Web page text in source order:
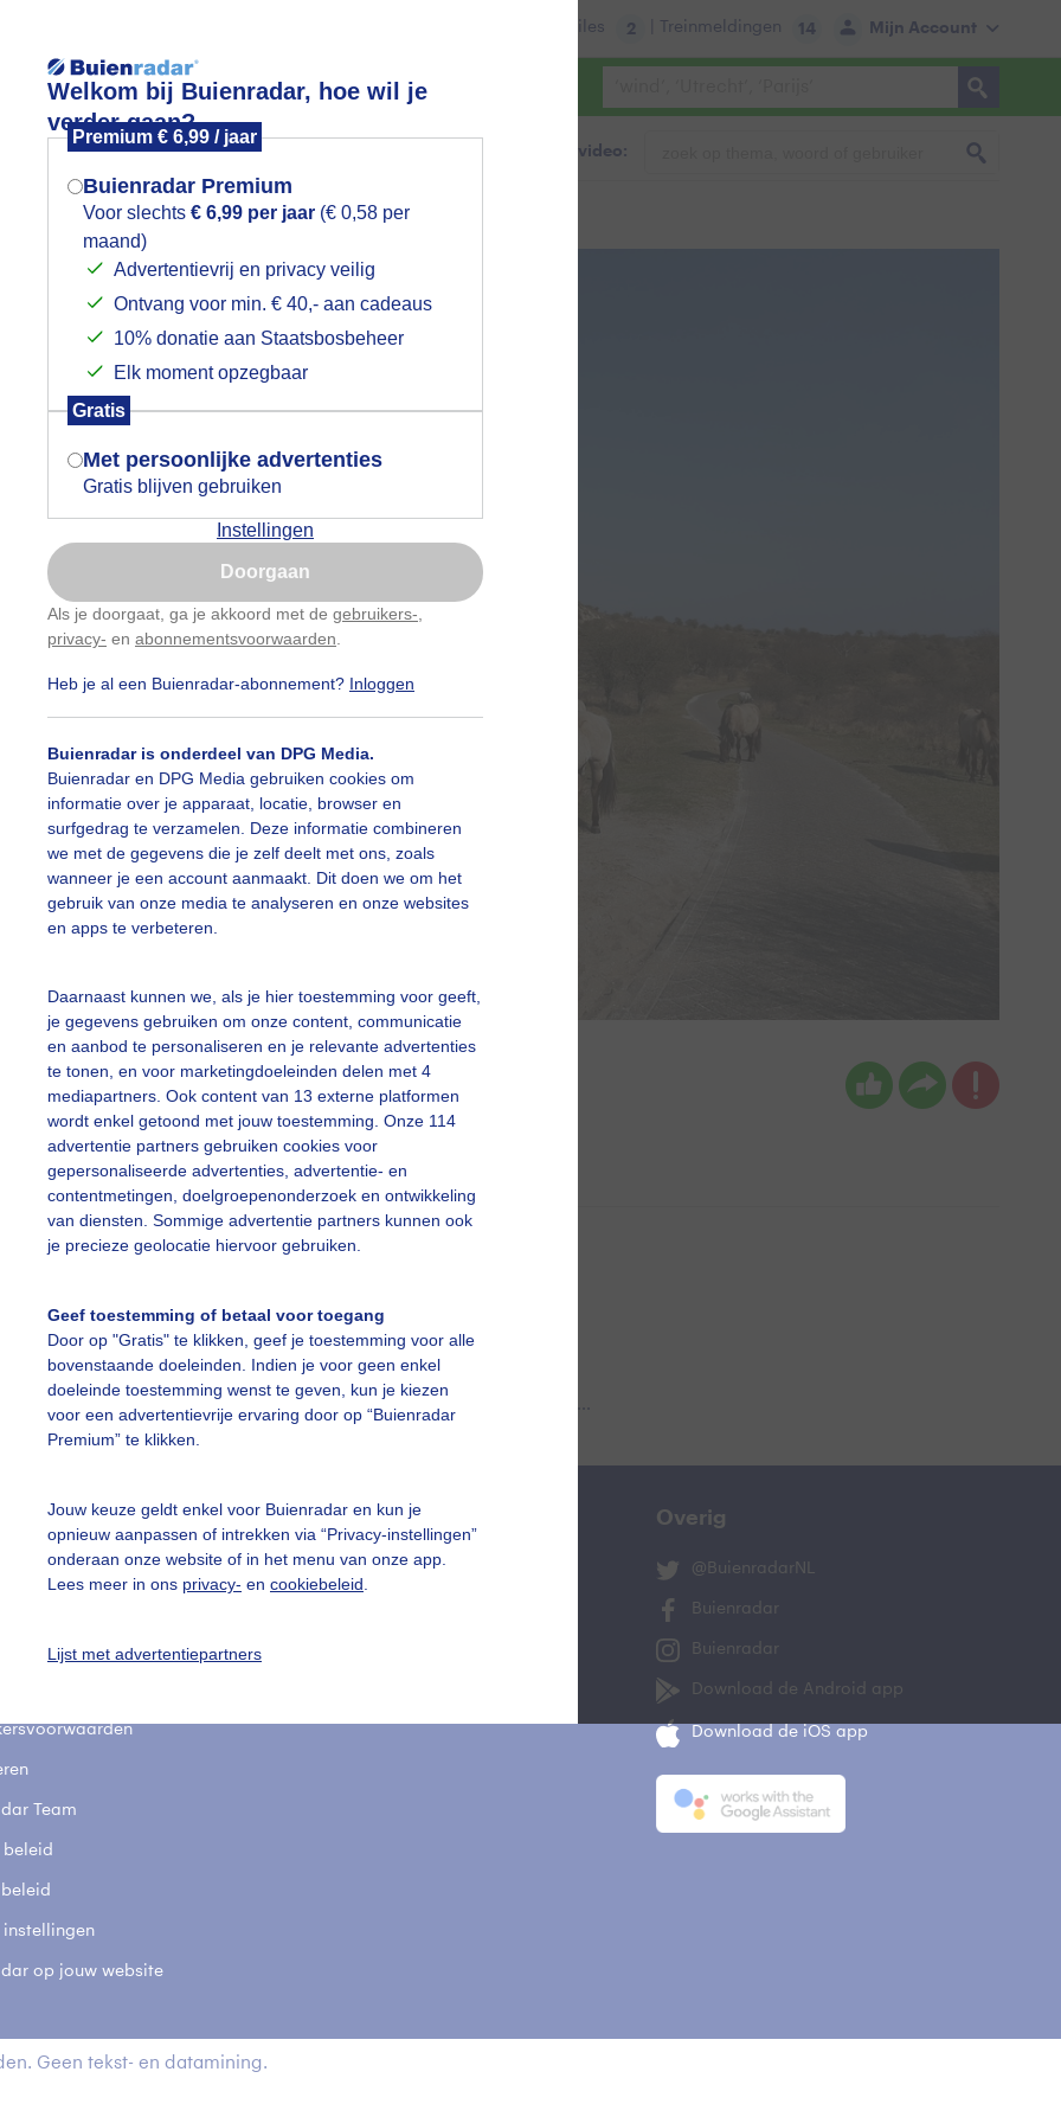
Welkom bij Buienradar, hoe wil je
verder gaan?
Premium € 6,99 / jaar
Buienradar Premium
Voor slechts € 6,99 per jaar (€ 0,58 per
maand)
Advertentievrij en privacy veilig
Ontvang voor min. € 40,- aan cadeaus
10% donatie aan Staatsbosbeheer
Elk moment opzegbaar
Gratis
Met persoonlijke advertenties
Gratis blijven gebruiken
Instellingen
Doorgaan
Als je doorgaat, ga je akkoord met de gebruikers-
privacy- en abonnementsvoorwaarden
Heb je al een Buienradar-abonnement? Inloggen
Buienradar is onderdeel van DPG Media.
Buienradar en DPG Media gebruiken cookies om
informatie over je apparaat, locatie, browser en
surfgedrag te verzamelen. Deze informatie combineren
we met de gegevens die je zelf deelt met ons, zoals
wanneer je een account aanmaakt. Dit doen we om het
gebruik van onze media te analyseren en onze websites
en apps te verbeteren.
Daarnaast kunnen we, als je hier toestemming voor geeft,
je gegevens gebruiken om onze content, communicatie
en aanbod te personaliseren en je relevante advertenties
te tonen, en voor marketingdoeleinden delen met 4
mediapartners. Ook content van 13 externe platformen
wordt enkel getoond met jouw toestemming. Onze 114
advertentie partners gebruiken cookies voor
gepersonaliseerde advertenties, advertentie- en
contentmetingen, doelgroepenonderzoek en ontwikkeling
van diensten. Sommige advertentie partners kunnen ook
je precieze geolocatie hiervoor gebruiken.
Geef toestemming of betaal voor toegang
Door op "Gratis" te klikken, geef je toestemming voor alle
bovenstaande doeleinden. Indien je voor geen enkel
doeleinde toestemming wenst te geven, kun je kiezen
voor een advertentievrije ervaring door op “Buienradar
Premium” te klikken.
Jouw keuze geldt enkel voor Buienradar en kun je
opnieuw aanpassen of intrekken via “Privacy-instellingen”
onderaan onze website of in het menu van onze app.
Lees meer in ons privacy- en cookiebeleid
Lijst met advertentiepartners
Mijn Account
Files 2 | Treinmeldingen 14
Foto en video Weerzine
Zoeken in foto & video:
paarden in de duinen
in de Kennemerduinen
Yvonne Raphael Gemaakt: 29-03-2022, 174x bekeken
Wildepaarden Zon
slideshow
Een moment geduld aub...
Team
beleid
instellingen
op jouw website
Mijn weer
De Bilt
Overig
@BuienradarNL
Buienradar
Buienradar
Download de Android app
Download de iOS app
Geen tekst- en datamining.
Mogen we je locatie gebruiken voor
het weer?
Indien je hier nog geen akkoord op hebt
gegeven, verschijnt er zo een pop-up uit
je browser waarin deze toestemming
gevraagd wordt.
Is goed, toon de popup
Nu niet, misschien later
Gebruik je Safari en wil je niet elke dag deze pop-up
Klikhierom dit aan te passen